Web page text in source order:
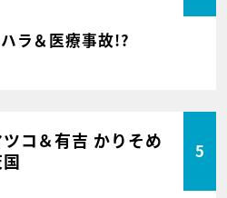
ラ＆医療事故!?
コ＆有吉 かりそめ
5